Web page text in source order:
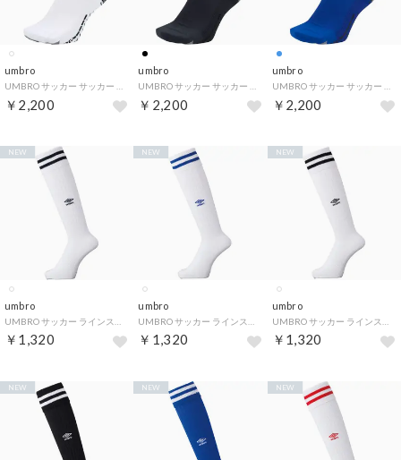
umbro
￥2,200
umbro
￥2,200
umbro
￥2,200
umbro
￥1,320
NEW
umbro
￥1,320
NEW
umbro
￥1,320
NEW
NEW NEW NEW